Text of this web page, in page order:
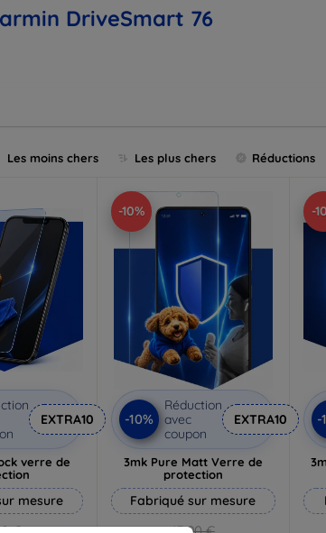
DriveSmart 76
Les moins chers Les plus chers Réductions
EXTRA10
verre de
mesure
-10%
-10%
Réduction
avec
coupon
EXTRA10
3mk Pure Matt Verre de
protection
Fabriqué sur mesure
-
-